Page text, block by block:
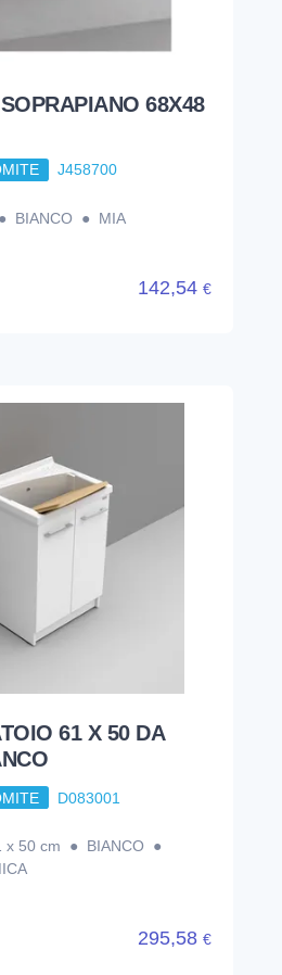
68X48
J458700
BIANCO ● MIA
142,54 €
61 X 50 DA
D083001
x 50 cm ● BIANCO ●
295,58 €